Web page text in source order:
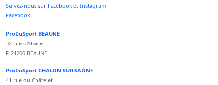
Suivez-nous sur Facebook et Instagram
Facebook
ProDuSport BEAUNE
32 rue d'Alsace
F-21200 BEAUNE
ProDuSport CHALON SUR SAÔNE
41 rue du Châtelet